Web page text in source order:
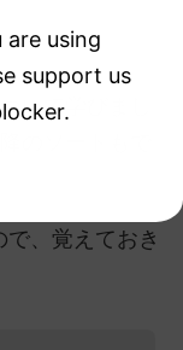
いて学びまし
、覚えておき
using
support us